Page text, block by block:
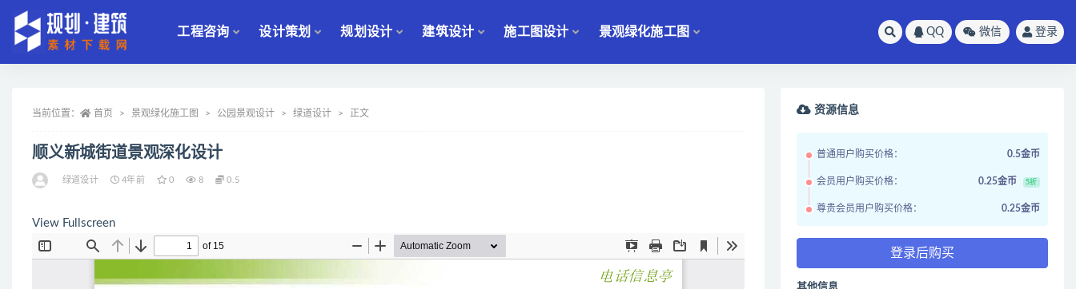
工程咨询 设计策划 规划设计 建筑设计 施工图设计 景观绿化施工图 QQ 微信 登录
当前位置： 首页 景观绿化施工图 公园景观设计 绿道设计 正文
顺义新城街道景观深化设计
绿道设计 4年前 0 8 0.5
View Fullscreen
资源信息
普通用户购买价格： 0.5金币
会员用户购买价格： 0.25金币 5折
尊贵会员用户购买价格： 0.25金币
登录后购买